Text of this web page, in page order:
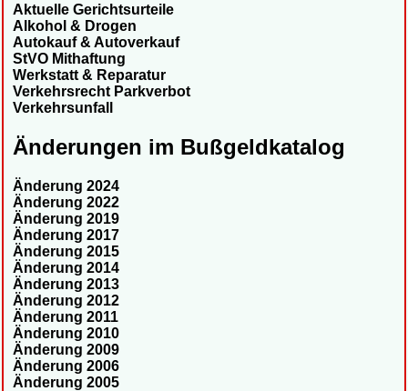
Aktuelle Gerichtsurteile
Alkohol & Drogen
Autokauf & Autoverkauf
StVO Mithaftung
Werkstatt & Reparatur
Verkehrsrecht Parkverbot
Verkehrsunfall
Änderungen im Bußgeldkatalog
Änderung 2024
Änderung 2022
Änderung 2019
Änderung 2017
Änderung 2015
Änderung 2014
Änderung 2013
Änderung 2012
Änderung 2011
Änderung 2010
Änderung 2009
Änderung 2006
Änderung 2005